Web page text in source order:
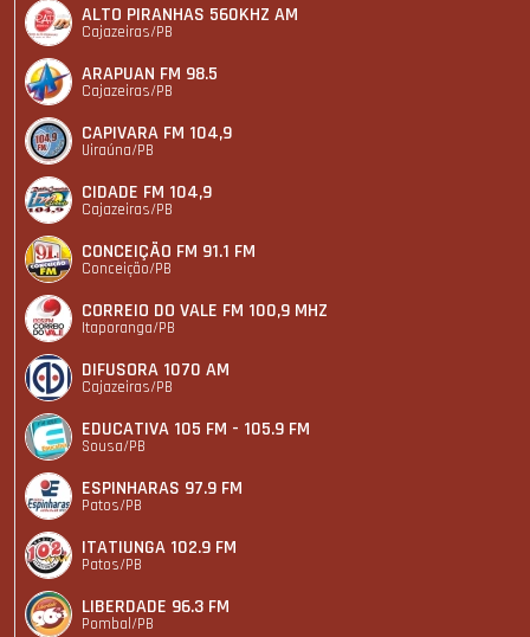
ALTO PIRANHAS 560KHZ AM
Cajazeiras/PB
ARAPUAN FM 98.5
Cajazeiras/PB
CAPIVARA FM 104,9
Uiraúna/PB
CIDADE FM 104,9
Cajazeiras/PB
CONCEIÇÃO FM 91.1 FM
Conceição/PB
CORREIO DO VALE FM 100,9 MHZ
Itaporanga/PB
DIFUSORA 1070 AM
Cajazeiras/PB
EDUCATIVA 105 FM - 105.9 FM
Sousa/PB
ESPINHARAS 97.9 FM
Patos/PB
ITATIUNGA 102.9 FM
Patos/PB
LIBERDADE 96.3 FM
Pombal/PB